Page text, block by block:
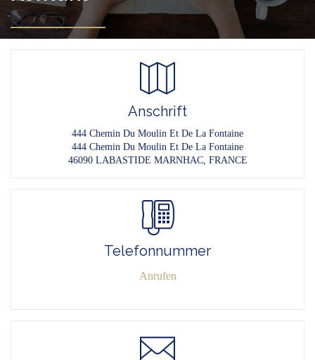
Anschrift
444 Chemin Du Moulin Et De La Fontaine
444 Chemin Du Moulin Et De La Fontaine
46090 LABASTIDE MARNHAC, FRANCE
Telefonnummer
Anrufen